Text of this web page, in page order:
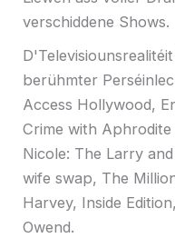
verschiddene Shows.
berühmter
Access Hollywood,
Crime with
Nicole: The Larry
wife swap, The
Harvey, Inside
Owend.